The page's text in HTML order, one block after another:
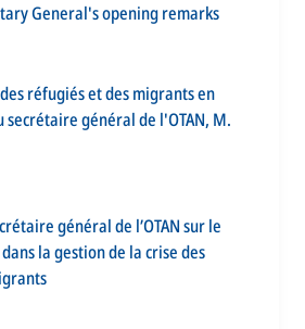
General's opening remarks
réfugiés et des migrants en
secrétaire général de l'OTAN, M.
général de l’OTAN sur le
dans la gestion de la crise des